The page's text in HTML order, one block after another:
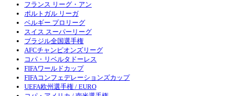
フランス リーグ・アン
ポルトガル リーガ
ベルギー プロリーグ
スイス スーパーリーグ
ブラジル全国選手権
AFCチャンピオンズリーグ
コパ・リベルタドーレス
FIFAワールドカップ
FIFAコンフェデレーションズカップ
UEFA欧州選手権 / EURO